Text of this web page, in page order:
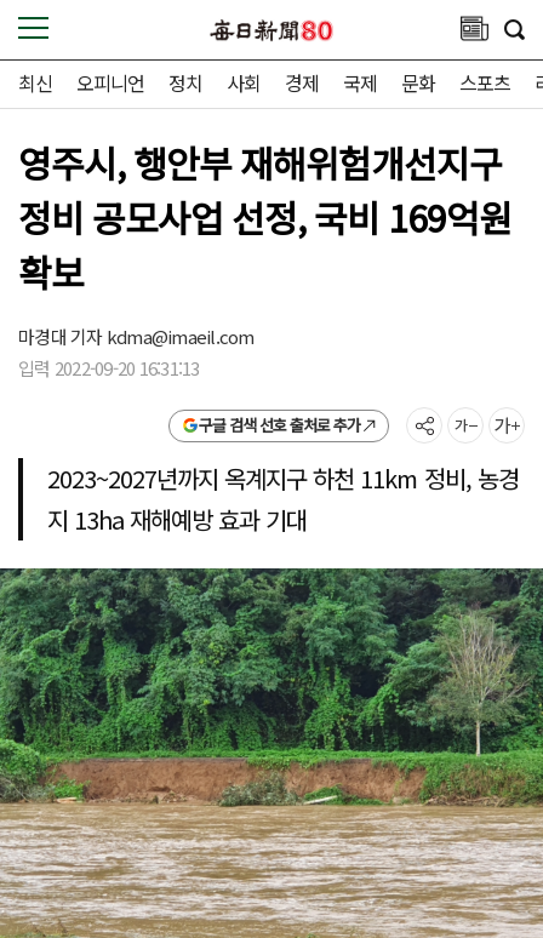
최신 오피니언 정치 사회 경제 국제 문화 스포츠
영주시, 행안부 재해위험개선지구
정비 공모사업 선정, 국비 169억원
확보
마경대 기자kdma@imaeil.com
입력 2022-09-20 16:31:13
구글 검색 선호 출처로 추가
2023~2027년까지 옥계지구 하천 11km 정비, 농경
지 13ha 재해예방 효과 기대